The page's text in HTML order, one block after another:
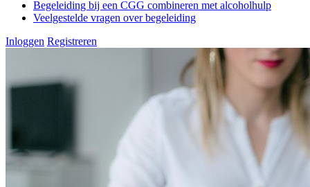
Begeleiding bij een CGG combineren met alcoholhulp
Veelgestelde vragen over begeleiding
Inloggen Registreren